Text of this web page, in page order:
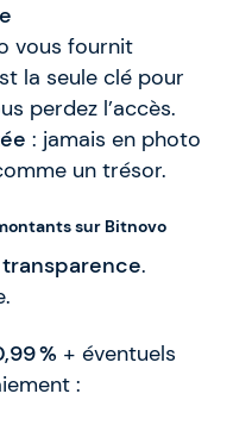
vous fournit
la seule clé pour
perdez l’accès.
: jamais en photo
un trésor.
sur Bitnovo
transparence.
% + éventuels
: